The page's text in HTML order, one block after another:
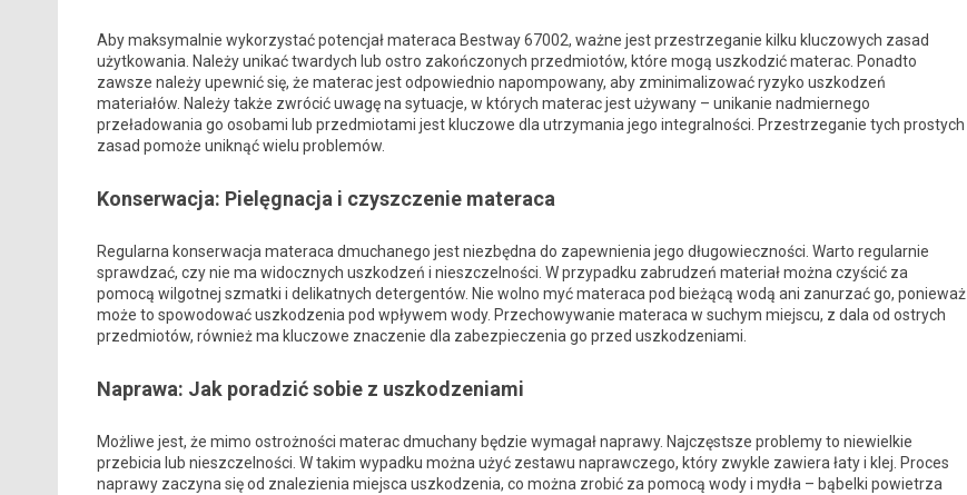
Aby maksymalnie wykorzystać potencjał materaca Bestway 67002, ważne jest przestrzeganie kilku kluczowych zasad
użytkowania. Należy unikać twardych lub ostro zakończonych przedmiotów, które mogą uszkodzić materac. Ponadto
zawsze należy upewnić się, że materac jest odpowiednio napompowany, aby zminimalizować ryzyko uszkodzeń
materiałów. Należy także zwrócić uwagę na sytuacje, w których materac jest używany – unikanie nadmiernego
przeładowania go osobami lub przedmiotami jest kluczowe dla utrzymania jego integralności. Przestrzeganie tych prostych
zasad pomoże uniknąć wielu problemów.
Konserwacja: Pielęgnacja i czyszczenie materaca
Regularna konserwacja materaca dmuchanego jest niezbędna do zapewnienia jego długowieczności. Warto regularnie
sprawdzać, czy nie ma widocznych uszkodzeń i nieszczelności. W przypadku zabrudzeń materiał można czyścić za
pomocą wilgotnej szmatki i delikatnych detergentów. Nie wolno myć materaca pod bieżącą wodą ani zanurzać go, ponieważ
może to spowodować uszkodzenia pod wpływem wody. Przechowywanie materaca w suchym miejscu, z dala od ostrych
przedmiotów, również ma kluczowe znaczenie dla zabezpieczenia go przed uszkodzeniami.
Naprawa: Jak poradzić sobie z uszkodzeniami
Możliwe jest, że mimo ostrożności materac dmuchany będzie wymagał naprawy. Najczęstsze problemy to niewielkie
przebicia lub nieszczelności. W takim wypadku można użyć zestawu naprawczego, który zwykle zawiera łaty i klej. Proces
naprawy zaczyna się od znalezienia miejsca uszkodzenia, co można zrobić za pomocą wody i mydła – bąbelki powietrza